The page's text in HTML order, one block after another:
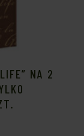
NA 2